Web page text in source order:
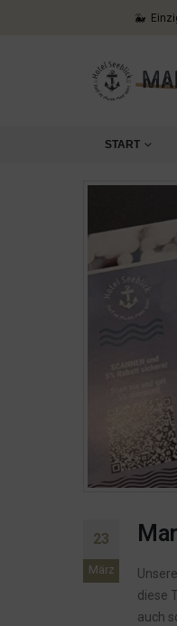
🐳
START
23
März
diese
auch